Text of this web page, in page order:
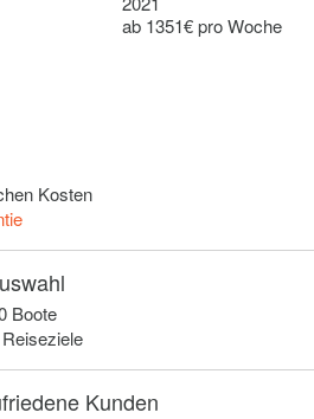
ab 1351€ pro Woche
Kosten
Boote
Kunden